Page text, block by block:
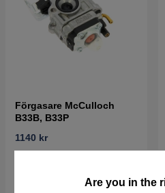
Are you in the
Förgasare McCulloch
B33B, B33P
1140 kr